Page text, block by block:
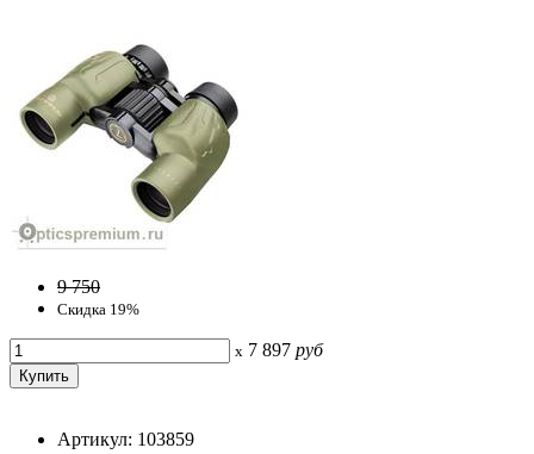
9 750
Скидка 19%
x 7 897 руб
Артикул: 103859